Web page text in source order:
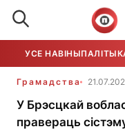
УСЕ НАВІНЫ
Грамадства
У Брэсцкай
правераць